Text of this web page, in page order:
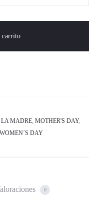
carrito
MADRE, MOTHER'S DAY,
WOMEN´S DAY
0